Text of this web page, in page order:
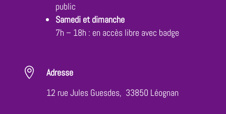
public
Samedi et dimanche
7h – 18h : en accès libre avec badge

Adresse
12 rue Jules Guesdes, 33850 Léognan